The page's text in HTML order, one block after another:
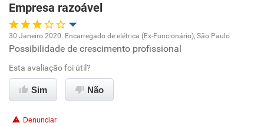
Não recomenda esta empresa
Não recomenda a diretoria
Empresa razoável
Oportunidade de promoção
Ambiente de trabalho
30 Janeiro 2020. Encarregado de elétrica (Ex-Funcionário), São Paulo
Possibilidade de crescimento profissional
Esta avaliação foi útil?
Sim Não
Denunciar